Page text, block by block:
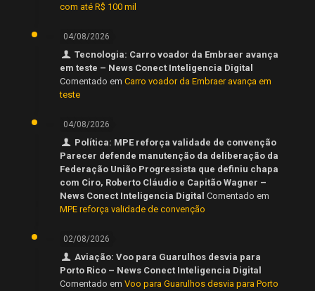
com até R$ 100 mil
04/08/2026
Tecnologia: Carro voador da Embraer avança
em teste – News Conect Inteligencia Digital
Comentado em Carro voador da Embraer avança em
teste
04/08/2026
Política: MPE reforça validade de convenção
Parecer defende manutenção da deliberação da
Federação União Progressista que definiu chapa
com Ciro, Roberto Cláudio e Capitão Wagner –
News Conect Inteligencia Digital Comentado em
MPE reforça validade de convenção
02/08/2026
Aviação: Voo para Guarulhos desvia para
Porto Rico – News Conect Inteligencia Digital
Comentado em Voo para Guarulhos desvia para Porto